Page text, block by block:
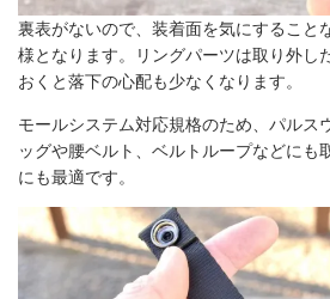
裏表がないので、装着面を気にすること
様となります。リングパーツは取り外し
おくと落下の心配も少なくなります。
モールシステム対応規格のため、パルス
ッグや腰ベルト、ベルトループなどにも
にも最適です。